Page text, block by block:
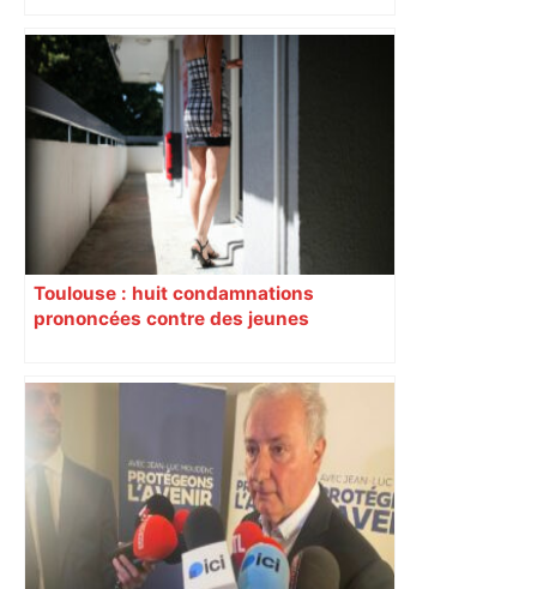
Après la fusion avec la liste PS
Toulouse, le candidat LFI salue "une
dynamique qui nous oblige à la
responsabilité" – Franceinfo
Toulouse : huit condamnations
prononcées contre des jeunes